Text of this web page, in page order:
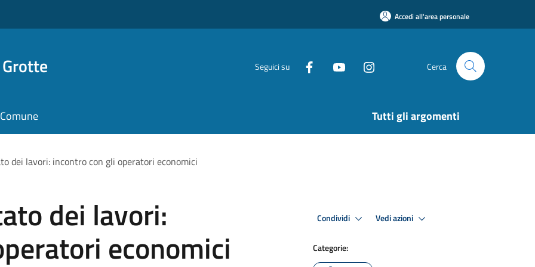
Accedi all'area personale
Seguici su Cerca
Tutti gli argomenti
dei lavori: incontro con gli operatori economici
dei lavori:
economici
Condividi Vedi azioni
Categorie: